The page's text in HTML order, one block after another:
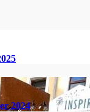
2024